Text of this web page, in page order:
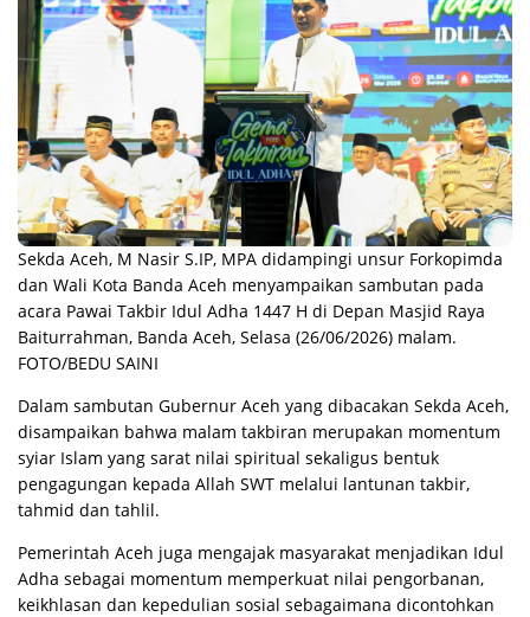
Sekda Aceh, M Nasir S.IP, MPA didampingi unsur Forkopimda
dan Wali Kota Banda Aceh menyampaikan sambutan pada
acara Pawai Takbir Idul Adha 1447 H di Depan Masjid Raya
Baiturrahman, Banda Aceh, Selasa (26/06/2026) malam.
FOTO/BEDU SAINI
Dalam sambutan Gubernur Aceh yang dibacakan Sekda Aceh,
disampaikan bahwa malam takbiran merupakan momentum
syiar Islam yang sarat nilai spiritual sekaligus bentuk
pengagungan kepada Allah SWT melalui lantunan takbir,
tahmid dan tahlil.
Pemerintah Aceh juga mengajak masyarakat menjadikan Idul
Adha sebagai momentum memperkuat nilai pengorbanan,
keikhlasan dan kepedulian sosial sebagaimana dicontohkan